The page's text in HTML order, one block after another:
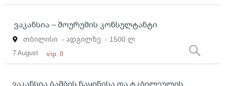
ვაკანსია – შოურუმის კონსულტანტი
თბილისი - ადგილზე - 1500 ლ
7 August vip 0
ვაკანსია ბამბის ნაყინისა და ტკბილეულის